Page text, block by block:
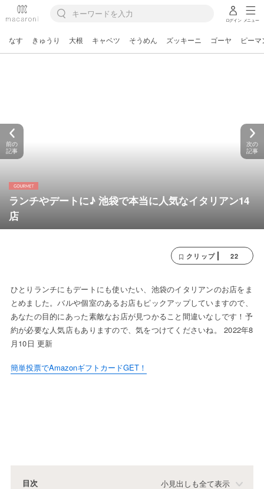
ログイン メニュー
なす きゅうり 大根 キャベツ そうめん ズッキーニ ゴーヤ ピーマ
ランチやデートに♪ 池袋で本当に人気なイタリアン14
店
前の
記事
次の
記事
クリップ 22
ひとりランチにもデートにも使いたい、池袋のイタリアンのお店をま
とめました。バルや個室のあるお店もピックアップしていますので、
あなたの目的にあった素敵なお店が見つかること間違いなしです！予
約が必要な人気店もありますので、気をつけてくださいね。 2022年8
月10日 更新
簡単投票でAmazonギフトカードGET！
目次 小見出しも全て表示